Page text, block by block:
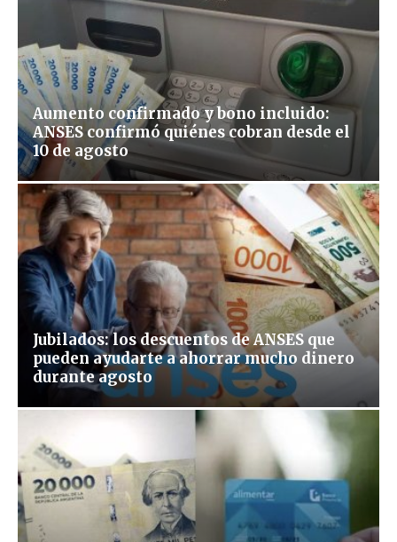
Aumento confirmado y bono incluido:
ANSES confirmó quiénes cobran desde el
10 de agosto
Jubilados: los descuentos de ANSES que
pueden ayudarte a ahorrar mucho dinero
durante agosto